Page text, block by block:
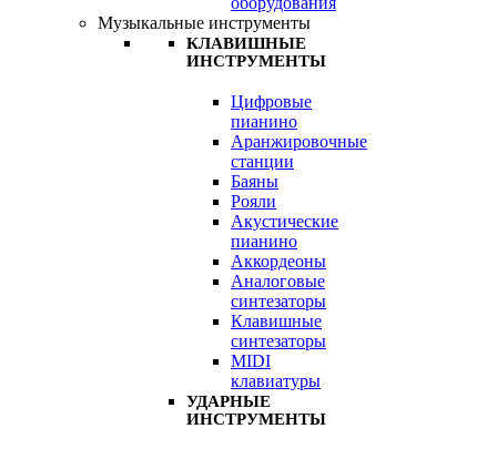
Музыкальные инструменты
КЛАВИШНЫЕ
ИНСТРУМЕНТЫ
Цифровые
пианино
Аранжировочные
станции
Баяны
Рояли
Акустические
пианино
Аккордеоны
Аналоговые
синтезаторы
Клавишные
синтезаторы
MIDI
клавиатуры
УДАРНЫЕ
ИНСТРУМЕНТЫ